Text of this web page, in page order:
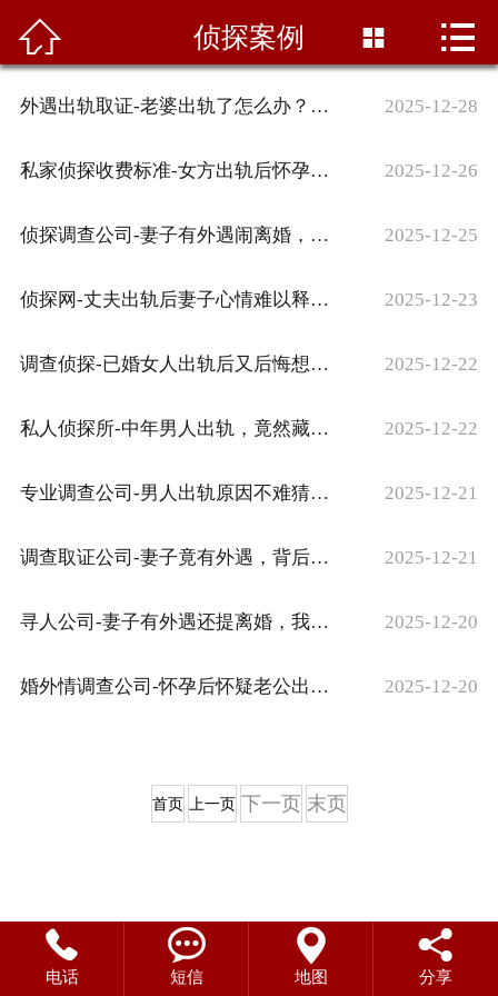
网站首页
调查信息
在线留言
联系我们
 侦探案例  
外遇出轨取证-老婆出轨了怎么办？这些正确处理方法你得知道 2025-12-28
私家侦探收费标准-女方出轨后怀孕了，这种情况该咋处理？ 2025-12-26
侦探调查公司-妻子有外遇闹离婚，这种情况法院一般会怎么判？ 2025-12-25
侦探网-丈夫出轨后妻子心情难以释怀，该怎么办才好？ 2025-12-23
调查侦探-已婚女人出轨后又后悔想复婚，该怎么办？ 2025-12-22
私人侦探所-中年男人出轨，竟然藏着这3个深层次原因 2025-12-22
专业调查公司-男人出轨原因不难猜！其实总结起来就2个字 2025-12-21
调查取证公司-妻子竟有外遇，背后真相究竟如何令人 2025-12-21
寻人公司-妻子有外遇还提离婚，我该怎么应对这种棘手状况？ 2025-12-20
婚外情调查公司-怀孕后怀疑老公出轨？这些做法或能让外遇老公回心转意 2025-12-20
首页 上一页 下一页 末页

电话

短信

地图

分享